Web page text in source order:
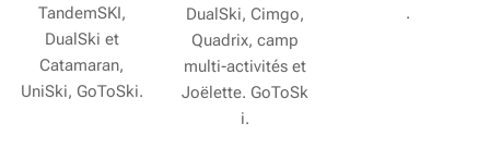
TandemSKI,
DualSki et
Catamaran,
UniSki, GoToSki.
DualSki, Cimgo,
Quadrix, camp
multi-activités et
Joëlette. GoToSk
i.
.